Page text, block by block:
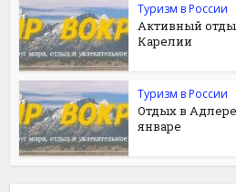
Туризм в России
Активный
Карелии
Туризм в России
Отдых в
январе